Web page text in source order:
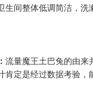
生间整体低调简洁，
流量魔王土巴兔的由来
肯定是经过数据考验，